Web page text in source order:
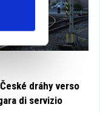
dráhy verso
di servizio